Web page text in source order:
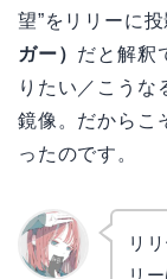
望”をリリーに
ガー） だと解釈
りたい／こうな
鏡像。だからこ
ったのです。
リ
リ